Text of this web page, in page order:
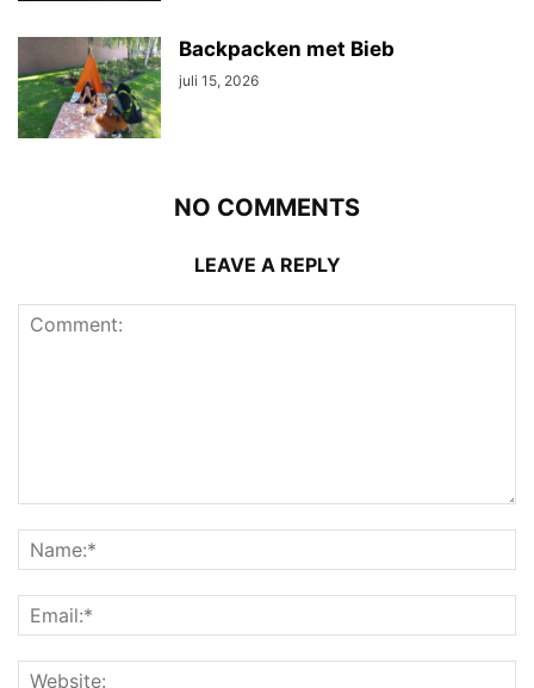
Backpacken met Bieb
juli 15, 2026
NO COMMENTS
LEAVE A REPLY